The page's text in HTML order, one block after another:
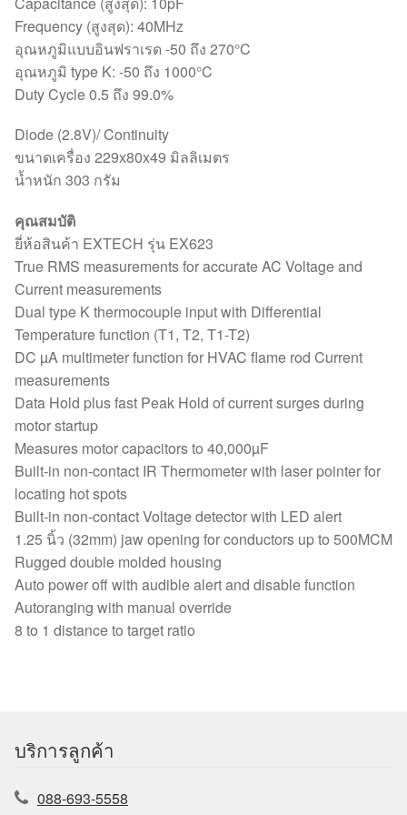
Frequency (สูงสุด): 40MHz
อุณหภูมิแบบอินฟราเรด -50 ถึง 270°C
อุณหภูมิ type K: -50 ถึง 1000°C
Duty Cycle 0.5 ถึง 99.0%
Diode (2.8V)/ Continuity
ขนาดเครื่อง 229x80x49 มิลลิเมตร
น้ำหนัก 303 กรัม
คุณสมบัติ
ยี่ห้อสินค้า EXTECH รุ่น EX623
True RMS measurements for accurate AC Voltage and
Current measurements
Dual type K thermocouple input with Differential
Temperature function (T1, T2, T1-T2)
DC µA multimeter function for HVAC flame rod Current
measurements
Data Hold plus fast Peak Hold of current surges during
motor startup
Measures motor capacitors to 40,000µF
Built-in non-contact IR Thermometer with laser pointer for
locating hot spots
Built-in non-contact Voltage detector with LED alert
1.25 นิ้ว (32mm) jaw opening for conductors up to 500MCM
Rugged double molded housing
Auto power off with audible alert and disable function
Autoranging with manual override
8 to 1 distance to target ratio
บริการลูกค้า
088-693-5558